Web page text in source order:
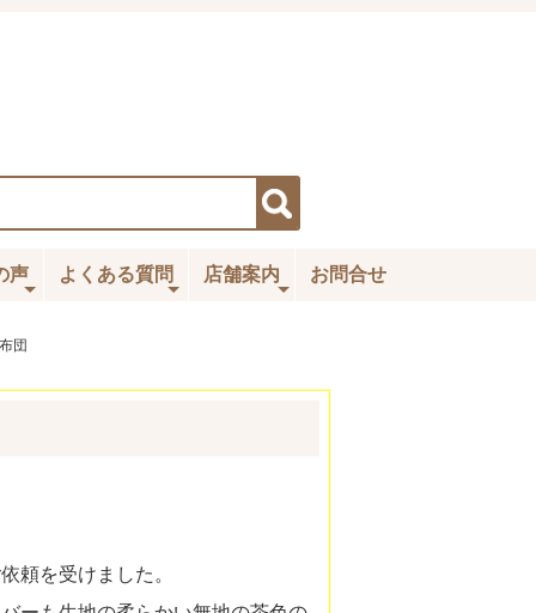
声 よくある質問 店舗案内 お問合せ
団
頼を受けました。